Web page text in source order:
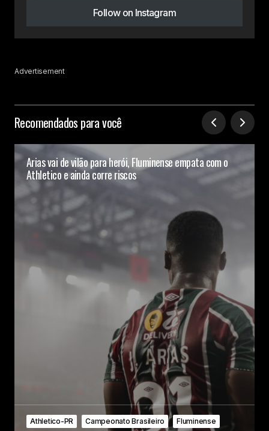
Follow on Instagram
Advertisement
Recomendados para você
Arias vai de vilão para herói, Fluminense empata com o
Athletico e ainda corre riscos
Athletico-PR Campeonato Brasileiro
Fluminense